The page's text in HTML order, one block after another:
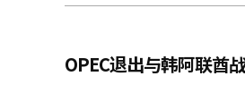
OPEC退出与韩阿联酋